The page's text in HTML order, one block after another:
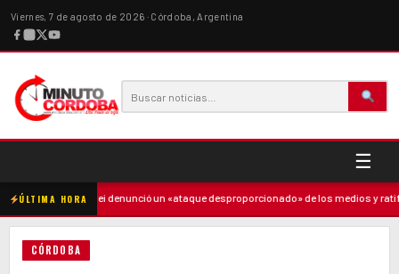
Viernes, 7 de agosto de 2026 · Córdoba, Argentina
☰
ÚLTIMA HORA
· Milei denunció un «ataque desproporcionado» de los medios y ratificó
CÓRDOBA